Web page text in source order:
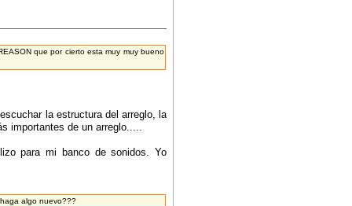
que por cierto esta muy muy bueno
la estructura del arreglo, la
importantes de un arreglo.....
para mi banco de sonidos. Yo
algo nuevo???